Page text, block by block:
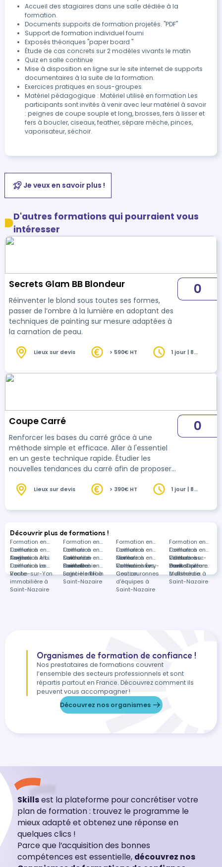
Accueil des stagiaires dans une salle dédiée à la
formation.
Documents supports de formation projetés. "PDF"
Support de formation individuel fourni
Exposés théoriques "paper board "
Étude de cas concrets sur 2 modèles vivants le matin
Quiz en salle continue
Mise à disposition en ligne sur le site internet de supports
documentaires à la suite de la formation.
Exercices pratiques en sous-groupes
Matériel pédagogique : Matériel utilisé en formation Les
participants sont invités à venir avec leur matériel à savoir
: peignes de coupe souple et long, brosses, fers à lisser et
fers à boucler, ciseaux, feather, sépare mèche, pinces,
vaporisateur, séchoir.
Je veux en savoir plus !
D'autres formations qui pourraient vous
intéresser
Secrets Glam BB Blondeur
Réinventer le blond sous toutes ses formes,
passer de l’ombre à la lumière en adoptant des
techniques de painting sur mesure adaptées à
la carnation de peau.
0
Lieux sur devis > 590€ HT
1 jour | 8
Coupe Carré
Renforcer les bases du carré grâce à une
méthode simple et efficace. Aller à l'essentiel
en un geste technique rapide. Étudier les
nouvelles tendances du carré afin de proposer
morphologie pour choisir la coupe carrée qui
0
Lieux sur devis > 390€ HT
1 jour | 8
Découvrir plus de formations !
Formation en
Coiffure à
Angers
Formation en
Coiffure à
Salon-de-
Provence
Formation en
Coiffure à
Nîmes
Formation en
Coiffure à
Villebon-sur-
Yvette
Formation en
Coiffure à Albi
Formation en
Coiffure à
Saint-Denis
Formation en
Coiffure à
Valenciennes
Formation en
Coiffure à
Dunkerque
Formation en
Coiffure à La
Roche-sur-Yon
Formation en
Coiffure à
Saint-Herblain
Formation en
Coiffure à Évry-
Courcouronnes
Formations
dans Coiffure
à distance
Formation en
Vente
immobilière à
Saint-Nazaire
Formation en
Logiciels RH à
Saint-Nazaire
Formation en
Gestion
d'équipes à
Saint-Nazaire
Formation en
Multimédia à
Saint-Nazaire
Organismes de formation de confiance !
Nos prestataires de formations couvrent
l’ensemble des secteurs professionnels et sont
répartis partout en France. Découvrez comment ils
peuvent vous accompagner !
Découvrez nos organismes
Skillsest la plateforme pour concrétiser votre
plan de formation : trouvez le programme le
mieux adapté et obtenez une réponse en
quelques clics !
Parce que l’acquisition des bonnes
compétences est essentielle, découvrez nos